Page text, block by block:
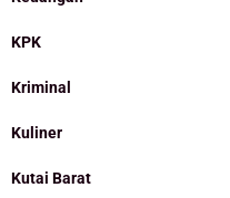
KPK
Kriminal
Kuliner
Kutai Barat